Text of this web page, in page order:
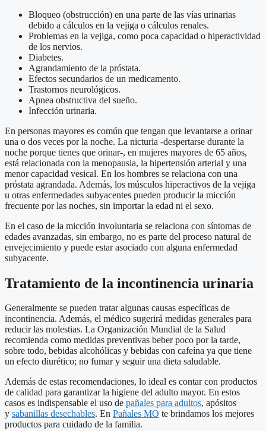
Bloqueo (obstrucción) en una parte de las vías urinarias
debido a cálculos en la vejiga o cálculos renales.
Problemas en la vejiga, como poca capacidad o hiperactividad
de los nervios.
Diabetes.
Agrandamiento de la próstata.
Efectos secundarios de un medicamento.
Trastornos neurológicos.
Apnea obstructiva del sueño.
Infección urinaria.
En personas mayores es común que tengan que levantarse a orinar
una o dos veces por la noche. La nicturia -despertarse durante la
noche porque tienes que orinar-, en mujeres mayores de 65 años,
está relacionada con la menopausia, la hipertensión arterial y una
menor capacidad vesical. En los hombres se relaciona con una
próstata agrandada. Además, los músculos hiperactivos de la vejiga
u otras enfermedades subyacentes pueden producir la micción
frecuente por las noches, sin importar la edad ni el sexo.
En el caso de la micción involuntaria se relaciona con síntomas de
edades avanzadas, sin embargo, no es parte del proceso natural de
envejecimiento y puede estar asociado con alguna enfermedad
subyacente.
Tratamiento de la incontinencia urinaria
Generalmente se pueden tratar algunas causas específicas de
incontinencia. Además, el médico sugerirá medidas generales para
reducir las molestias. La Organización Mundial de la Salud
recomienda como medidas preventivas beber poco por la tarde,
sobre todo, bebidas alcohólicas y bebidas con cafeína ya que tiene
un efecto diurético; no fumar y seguir una dieta saludable.
Además de estas recomendaciones, lo ideal es contar con productos
de calidad para garantizar la higiene del adulto mayor. En estos
casos es indispensable el uso de pañales para adultos, apósitos
y sabanillas desechables. En Pañales MO te brindamos los mejores
productos para cuidado de la familia.